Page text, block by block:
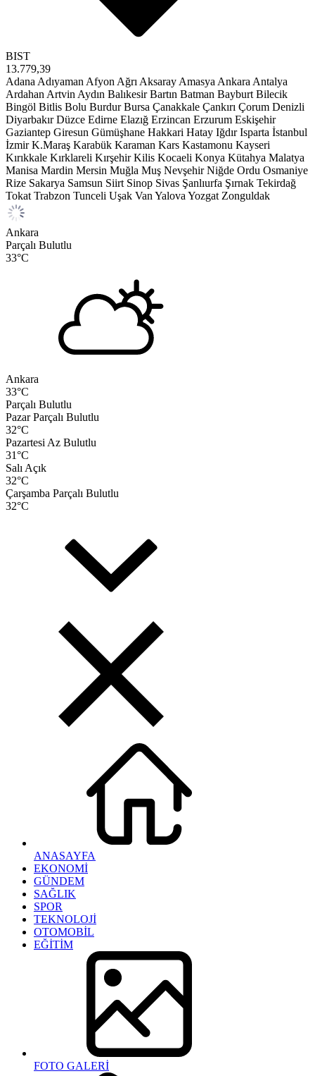
BIST
13.779,39
Adana Adıyaman Afyon Ağrı Aksaray Amasya Ankara Antalya
Ardahan Artvin Aydın Balıkesir Bartın Batman Bayburt Bilecik
Bingöl Bitlis Bolu Burdur Bursa Çanakkale Çankırı Çorum Denizli
Diyarbakır Düzce Edirne Elazığ Erzincan Erzurum Eskişehir
Gaziantep Giresun Gümüşhane Hakkari Hatay Iğdır Isparta İstanbul
İzmir K.Maraş Karabük Karaman Kars Kastamonu Kayseri
Kırıkkale Kırklareli Kırşehir Kilis Kocaeli Konya Kütahya Malatya
Manisa Mardin Mersin Muğla Muş Nevşehir Niğde Ordu Osmaniye
Rize Sakarya Samsun Siirt Sinop Sivas Şanlıurfa Şırnak Tekirdağ
Tokat Trabzon Tunceli Uşak Van Yalova Yozgat Zonguldak
Ankara
Parçalı Bulutlu
33°C
Ankara
33°C
Parçalı Bulutlu
Pazar Parçalı Bulutlu
32°C
Pazartesi Az Bulutlu
31°C
Salı Açık
32°C
Çarşamba Parçalı Bulutlu
32°C
ANASAYFA
EKONOMİ
GÜNDEM
SAĞLIK
SPOR
TEKNOLOJİ
OTOMOBİL
EĞİTİM
FOTO GALERİ